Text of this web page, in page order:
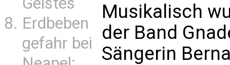
Erdbeben
gefahr bei
Musikalisch
der Band
Sängerin